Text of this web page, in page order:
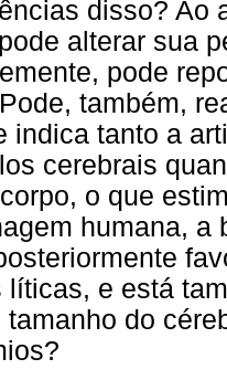
disso? Ao
alterar sua
pode
também,
indica tanto a
cerebrais
o que
humana,
líticas, e está
tamanho do